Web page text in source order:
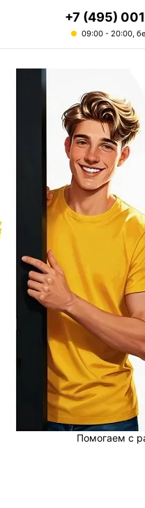
+7 (495)
09:00 - 20:00,
Помогаем с